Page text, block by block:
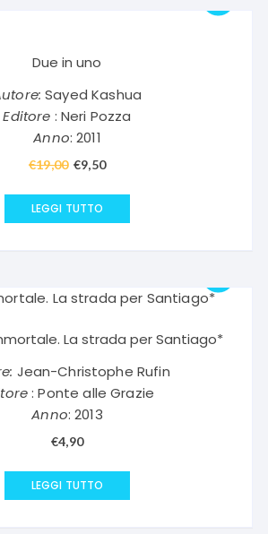
Due in uno
Sayed Kashua
Editore : Neri Pozza
Anno: 2011
€19,00 Il
originale
€9,50Il
LEGGI TUTTO
La strada per Santiago*
Jean-Christophe Rufin
: Ponte alle Grazie
Anno: 2013
€4,90
LEGGI TUTTO